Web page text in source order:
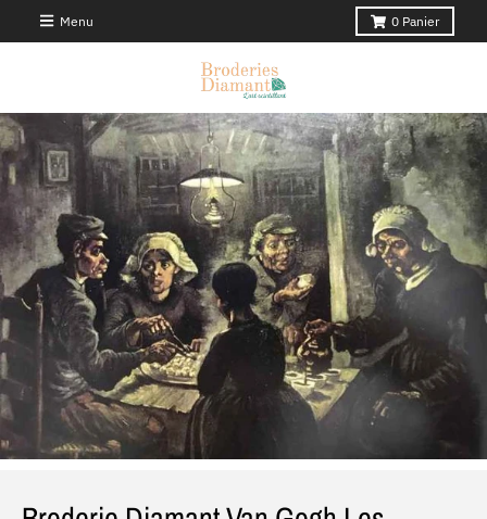
Menu 0 Panier